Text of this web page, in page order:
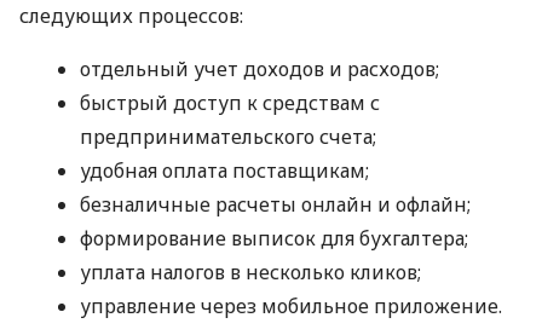
следующих процессов:
отдельный учет доходов и расходов;
быстрый доступ к средствам с
предпринимательского счета;
удобная оплата поставщикам;
безналичные расчеты онлайн и офлайн;
формирование выписок для бухгалтера;
уплата налогов в несколько кликов;
управление через мобильное приложение.